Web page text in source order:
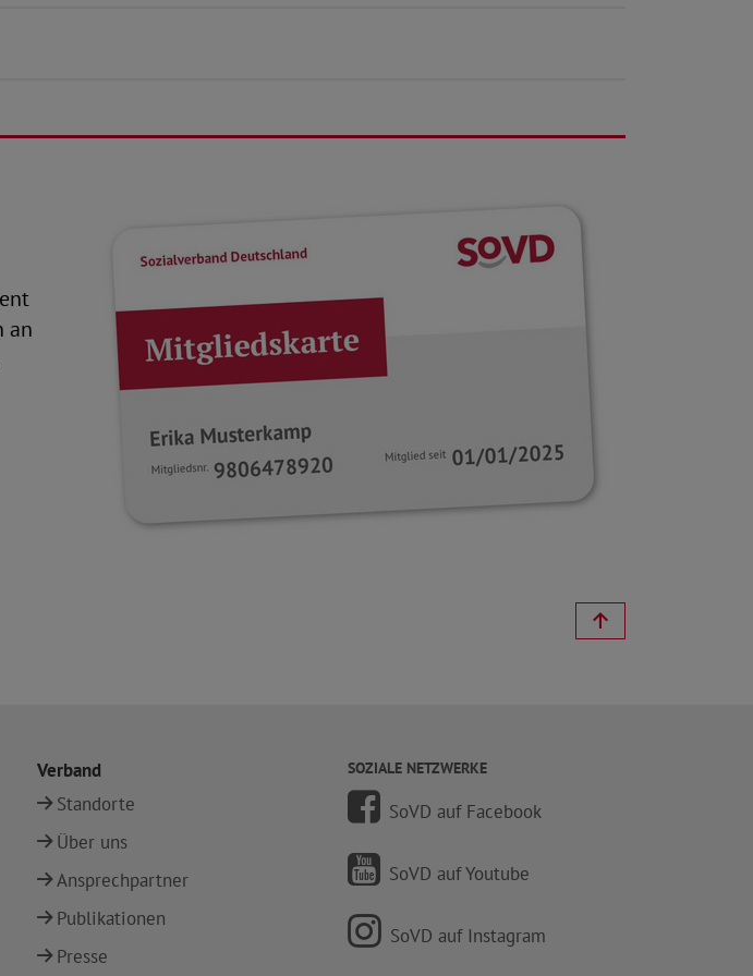
an
Verband
Standorte
Über uns
Ansprechpartner
Publikationen
Presse
SOZIALE NETZWERKE
SoVD auf Facebook
SoVD auf Youtube
SoVD auf Instagram